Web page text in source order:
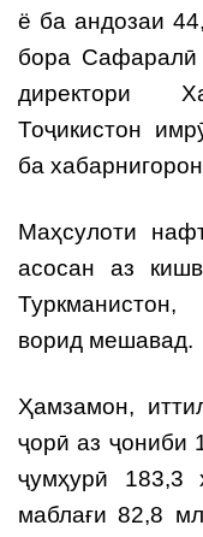
ё ба андозаи
бора Сафаралӣ
директори
Тоҷикистон
ба
Маҳсулоти
асосан аз
ворид мешавад.
Ҳамзамон,
ҷорӣ аз ҷониби
ҷумҳурӣ 183,3
маблағи 82,8